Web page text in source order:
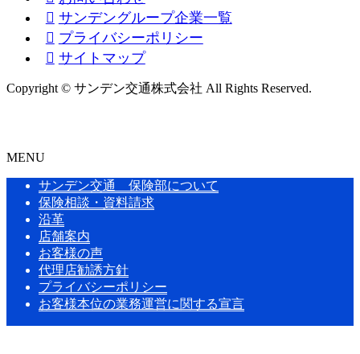
サンデングループ企業一覧
プライバシーポリシー
サイトマップ
Copyright © サンデン交通株式会社 All Rights Reserved.
MENU
サンデン交通 保険部について
保険相談・資料請求
沿革
店舗案内
お客様の声
代理店勧誘方針
プライバシーポリシー
お客様本位の業務運営に関する宣言